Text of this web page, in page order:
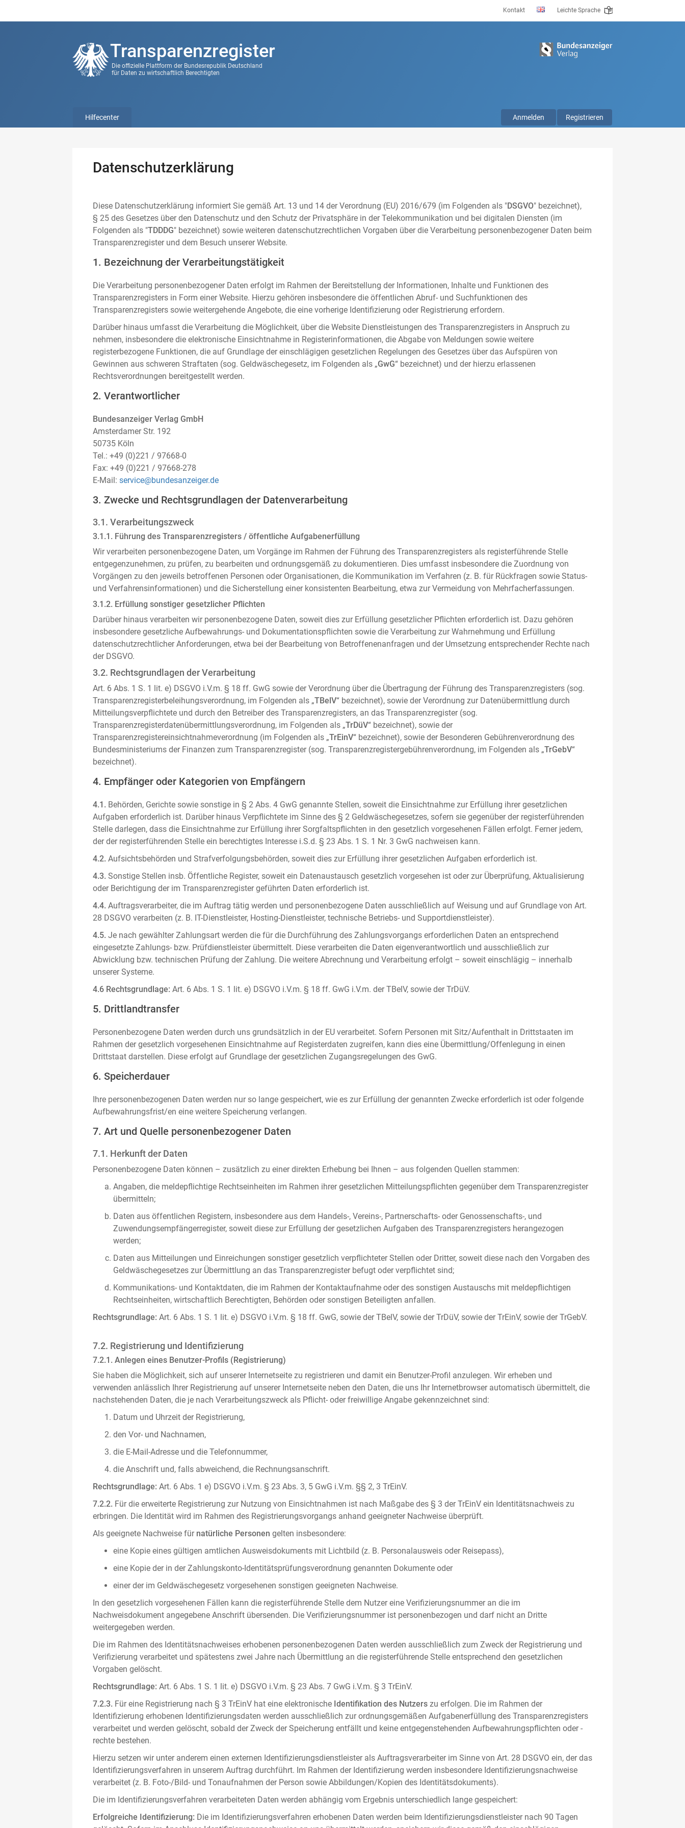
Kontakt Leichte Sprache
Transparenzregister
Die offizielle Plattform der Bundesrepublik Deutschland
für Daten zu wirtschaftlich Berechtigten
Anmelden Registrieren
Hilfecenter
Datenschutzerklärung
Diese Datenschutzerklärung informiert Sie gemäß Art. 13 und 14 der Verordnung (EU) 2016/679 (im Folgenden als "DSGVO" bezeichnet),
§ 25 des Gesetzes über den Datenschutz und den Schutz der Privatsphäre in der Telekommunikation und bei digitalen Diensten (im
Folgenden als "TDDDG" bezeichnet) sowie weiteren datenschutzrechtlichen Vorgaben über die Verarbeitung personenbezogener Daten beim
Transparenzregister und dem Besuch unserer Website.
1. Bezeichnung der Verarbeitungstätigkeit
Die Verarbeitung personenbezogener Daten erfolgt im Rahmen der Bereitstellung der Informationen, Inhalte und Funktionen des
Transparenzregisters in Form einer Website. Hierzu gehören insbesondere die öffentlichen Abruf- und Suchfunktionen des
Transparenzregisters sowie weitergehende Angebote, die eine vorherige Identifizierung oder Registrierung erfordern.
Darüber hinaus umfasst die Verarbeitung die Möglichkeit, über die Website Dienstleistungen des Transparenzregisters in Anspruch zu
nehmen, insbesondere die elektronische Einsichtnahme in Registerinformationen, die Abgabe von Meldungen sowie weitere
registerbezogene Funktionen, die auf Grundlage der einschlägigen gesetzlichen Regelungen des Gesetzes über das Aufspüren von
Gewinnen aus schweren Straftaten (sog. Geldwäschegesetz, im Folgenden als „GwG“ bezeichnet) und der hierzu erlassenen
Rechtsverordnungen bereitgestellt werden.
2. Verantwortlicher
Bundesanzeiger Verlag GmbH
Amsterdamer Str. 192
50735 Köln
Tel.: +49 (0)221 / 97668-0
Fax: +49 (0)221 / 97668-278
E-Mail: service@bundesanzeiger.de
3. Zwecke und Rechtsgrundlagen der Datenverarbeitung
3.1. Verarbeitungszweck
3.1.1. Führung des Transparenzregisters / öffentliche Aufgabenerfüllung
Wir verarbeiten personenbezogene Daten, um Vorgänge im Rahmen der Führung des Transparenzregisters als registerführende Stelle
entgegenzunehmen, zu prüfen, zu bearbeiten und ordnungsgemäß zu dokumentieren. Dies umfasst insbesondere die Zuordnung von
Vorgängen zu den jeweils betroffenen Personen oder Organisationen, die Kommunikation im Verfahren (z. B. für Rückfragen sowie Status-
und Verfahrensinformationen) und die Sicherstellung einer konsistenten Bearbeitung, etwa zur Vermeidung von Mehrfacherfassungen.
3.1.2. Erfüllung sonstiger gesetzlicher Pflichten
Darüber hinaus verarbeiten wir personenbezogene Daten, soweit dies zur Erfüllung gesetzlicher Pflichten erforderlich ist. Dazu gehören
insbesondere gesetzliche Aufbewahrungs- und Dokumentationspflichten sowie die Verarbeitung zur Wahrnehmung und Erfüllung
datenschutzrechtlicher Anforderungen, etwa bei der Bearbeitung von Betroffenenanfragen und der Umsetzung entsprechender Rechte nach
der DSGVO.
3.2. Rechtsgrundlagen der Verarbeitung
Art. 6 Abs. 1 S. 1 lit. e) DSGVO i.V.m. § 18 ff. GwG sowie der Verordnung über die Übertragung der Führung des Transparenzregisters (sog.
Transparenzregisterbeleihungsverordnung, im Folgenden als „TBelV“ bezeichnet), sowie der Verordnung zur Datenübermittlung durch
Mitteilungsverpflichtete und durch den Betreiber des Transparenzregisters, an das Transparenzregister (sog.
Transparenzregisterdatenübermittlungsverordnung, im Folgenden als „TrDüV“ bezeichnet), sowie der
Transparenzregistereinsichtnahmeverordnung (im Folgenden als „TrEinV“ bezeichnet), sowie der Besonderen Gebührenverordnung des
Bundesministeriums der Finanzen zum Transparenzregister (sog. Transparenzregistergebührenverordnung, im Folgenden als „TrGebV“
bezeichnet).
4. Empfänger oder Kategorien von Empfängern
4.1. Behörden, Gerichte sowie sonstige in § 2 Abs. 4 GwG genannte Stellen, soweit die Einsichtnahme zur Erfüllung ihrer gesetzlichen
Aufgaben erforderlich ist. Darüber hinaus Verpflichtete im Sinne des § 2 Geldwäschegesetzes, sofern sie gegenüber der registerführenden
Stelle darlegen, dass die Einsichtnahme zur Erfüllung ihrer Sorgfaltspflichten in den gesetzlich vorgesehenen Fällen erfolgt. Ferner jedem,
der der registerführenden Stelle ein berechtigtes Interesse i.S.d. § 23 Abs. 1 S. 1 Nr. 3 GwG nachweisen kann.
4.2. Aufsichtsbehörden und Strafverfolgungsbehörden, soweit dies zur Erfüllung ihrer gesetzlichen Aufgaben erforderlich ist.
4.3. Sonstige Stellen insb. Öffentliche Register, soweit ein Datenaustausch gesetzlich vorgesehen ist oder zur Überprüfung, Aktualisierung
oder Berichtigung der im Transparenzregister geführten Daten erforderlich ist.
4.4. Auftragsverarbeiter, die im Auftrag tätig werden und personenbezogene Daten ausschließlich auf Weisung und auf Grundlage von Art.
28 DSGVO verarbeiten (z. B. IT-Dienstleister, Hosting-Dienstleister, technische Betriebs- und Supportdienstleister).
4.5. Je nach gewählter Zahlungsart werden die für die Durchführung des Zahlungsvorgangs erforderlichen Daten an entsprechend
eingesetzte Zahlungs- bzw. Prüfdienstleister übermittelt. Diese verarbeiten die Daten eigenverantwortlich und ausschließlich zur
Abwicklung bzw. technischen Prüfung der Zahlung. Die weitere Abrechnung und Verarbeitung erfolgt – soweit einschlägig – innerhalb
unserer Systeme.
4.6 Rechtsgrundlage: Art. 6 Abs. 1 S. 1 lit. e) DSGVO i.V.m. § 18 ff. GwG i.V.m. der TBelV, sowie der TrDüV.
5. Drittlandtransfer
Personenbezogene Daten werden durch uns grundsätzlich in der EU verarbeitet. Sofern Personen mit Sitz/Aufenthalt in Drittstaaten im
Rahmen der gesetzlich vorgesehenen Einsichtnahme auf Registerdaten zugreifen, kann dies eine Übermittlung/Offenlegung in einen
Drittstaat darstellen. Diese erfolgt auf Grundlage der gesetzlichen Zugangsregelungen des GwG.
6. Speicherdauer
Ihre personenbezogenen Daten werden nur so lange gespeichert, wie es zur Erfüllung der genannten Zwecke erforderlich ist oder folgende
Aufbewahrungsfrist/en eine weitere Speicherung verlangen.
7. Art und Quelle personenbezogener Daten
7.1. Herkunft der Daten
Personenbezogene Daten können – zusätzlich zu einer direkten Erhebung bei Ihnen – aus folgenden Quellen stammen:
Angaben, die meldepflichtige Rechtseinheiten im Rahmen ihrer gesetzlichen Mitteilungspflichten gegenüber dem Transparenzregister
übermitteln;
Daten aus öffentlichen Registern, insbesondere aus dem Handels-, Vereins-, Partnerschafts- oder Genossenschafts-, und
Zuwendungsempfängerregister, soweit diese zur Erfüllung der gesetzlichen Aufgaben des Transparenzregisters herangezogen
werden;
Daten aus Mitteilungen und Einreichungen sonstiger gesetzlich verpflichteter Stellen oder Dritter, soweit diese nach den Vorgaben des
Geldwäschegesetzes zur Übermittlung an das Transparenzregister befugt oder verpflichtet sind;
Kommunikations- und Kontaktdaten, die im Rahmen der Kontaktaufnahme oder des sonstigen Austauschs mit meldepflichtigen
Rechtseinheiten, wirtschaftlich Berechtigten, Behörden oder sonstigen Beteiligten anfallen.
Rechtsgrundlage: Art. 6 Abs. 1 S. 1 lit. e) DSGVO i.V.m. § 18 ff. GwG, sowie der TBelV, sowie der TrDüV, sowie der TrEinV, sowie der TrGebV.
7.2. Registrierung und Identifizierung
7.2.1. Anlegen eines Benutzer-Profils (Registrierung)
Sie haben die Möglichkeit, sich auf unserer Internetseite zu registrieren und damit ein Benutzer-Profil anzulegen. Wir erheben und
verwenden anlässlich Ihrer Registrierung auf unserer Internetseite neben den Daten, die uns Ihr Internetbrowser automatisch übermittelt, die
nachstehenden Daten, die je nach Verarbeitungszweck als Pflicht- oder freiwillige Angabe gekennzeichnet sind:
Datum und Uhrzeit der Registrierung,
den Vor- und Nachnamen,
die E-Mail-Adresse und die Telefonnummer,
die Anschrift und, falls abweichend, die Rechnungsanschrift.
Rechtsgrundlage: Art. 6 Abs. 1 e) DSGVO i.V.m. § 23 Abs. 3, 5 GwG i.V.m. §§ 2, 3 TrEinV.
7.2.2. Für die erweiterte Registrierung zur Nutzung von Einsichtnahmen ist nach Maßgabe des § 3 der TrEinV ein Identitätsnachweis zu
erbringen. Die Identität wird im Rahmen des Registrierungsvorgangs anhand geeigneter Nachweise überprüft.
Als geeignete Nachweise für natürliche Personen gelten insbesondere:
eine Kopie eines gültigen amtlichen Ausweisdokuments mit Lichtbild (z. B. Personalausweis oder Reisepass),
eine Kopie der in der Zahlungskonto-Identitätsprüfungsverordnung genannten Dokumente oder
einer der im Geldwäschegesetz vorgesehenen sonstigen geeigneten Nachweise.
In den gesetzlich vorgesehenen Fällen kann die registerführende Stelle dem Nutzer eine Verifizierungsnummer an die im
Nachweisdokument angegebene Anschrift übersenden. Die Verifizierungsnummer ist personenbezogen und darf nicht an Dritte
weitergegeben werden.
Die im Rahmen des Identitätsnachweises erhobenen personenbezogenen Daten werden ausschließlich zum Zweck der Registrierung und
Verifizierung verarbeitet und spätestens zwei Jahre nach Übermittlung an die registerführende Stelle entsprechend den gesetzlichen
Vorgaben gelöscht.
Rechtsgrundlage: Art. 6 Abs. 1 S. 1 lit. e) DSGVO i.V.m. § 23 Abs. 7 GwG i.V.m. § 3 TrEinV.
7.2.3. Für eine Registrierung nach § 3 TrEinV hat eine elektronische Identifikation des Nutzers zu erfolgen. Die im Rahmen der
Identifizierung erhobenen Identifizierungsdaten werden ausschließlich zur ordnungsgemäßen Aufgabenerfüllung des Transparenzregisters
verarbeitet und werden gelöscht, sobald der Zweck der Speicherung entfällt und keine entgegenstehenden Aufbewahrungspflichten oder -
rechte bestehen.
Hierzu setzen wir unter anderem einen externen Identifizierungsdienstleister als Auftragsverarbeiter im Sinne von Art. 28 DSGVO ein, der das
Identifizierungsverfahren in unserem Auftrag durchführt. Im Rahmen der Identifizierung werden insbesondere Identifizierungsnachweise
verarbeitet (z. B. Foto-/Bild- und Tonaufnahmen der Person sowie Abbildungen/Kopien des Identitätsdokuments).
Die im Identifizierungsverfahren verarbeiteten Daten werden abhängig vom Ergebnis unterschiedlich lange gespeichert:
Erfolgreiche Identifizierung: Die im Identifizierungsverfahren erhobenen Daten werden beim Identifizierungsdienstleister nach 90 Tagen